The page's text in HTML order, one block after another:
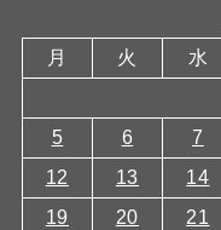
月
火 水
5
6 7
12
13 14
19
20 21